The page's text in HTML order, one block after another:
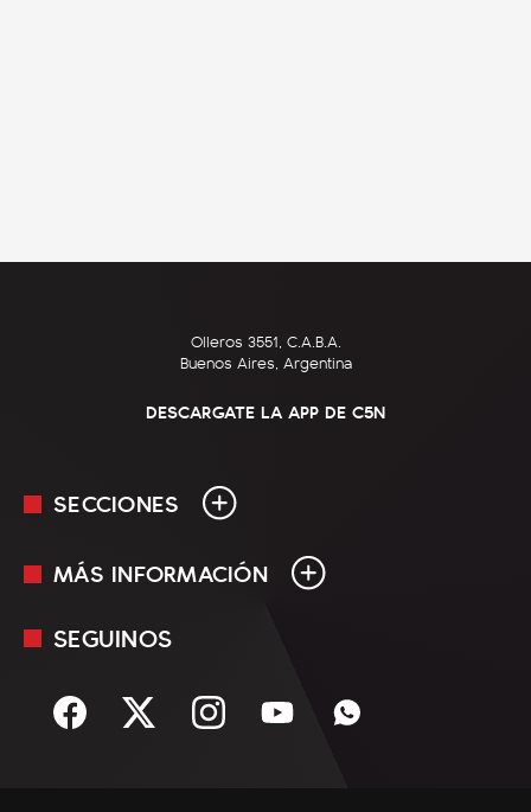
Olleros 3551, C.A.B.A.
Buenos Aires, Argentina
DESCARGATE LA APP DE C5N
SECCIONES
En Vivo
Sociedad
MÁS INFORMACIÓN
Mediakit
Términos y condiciones
SEGUINOS